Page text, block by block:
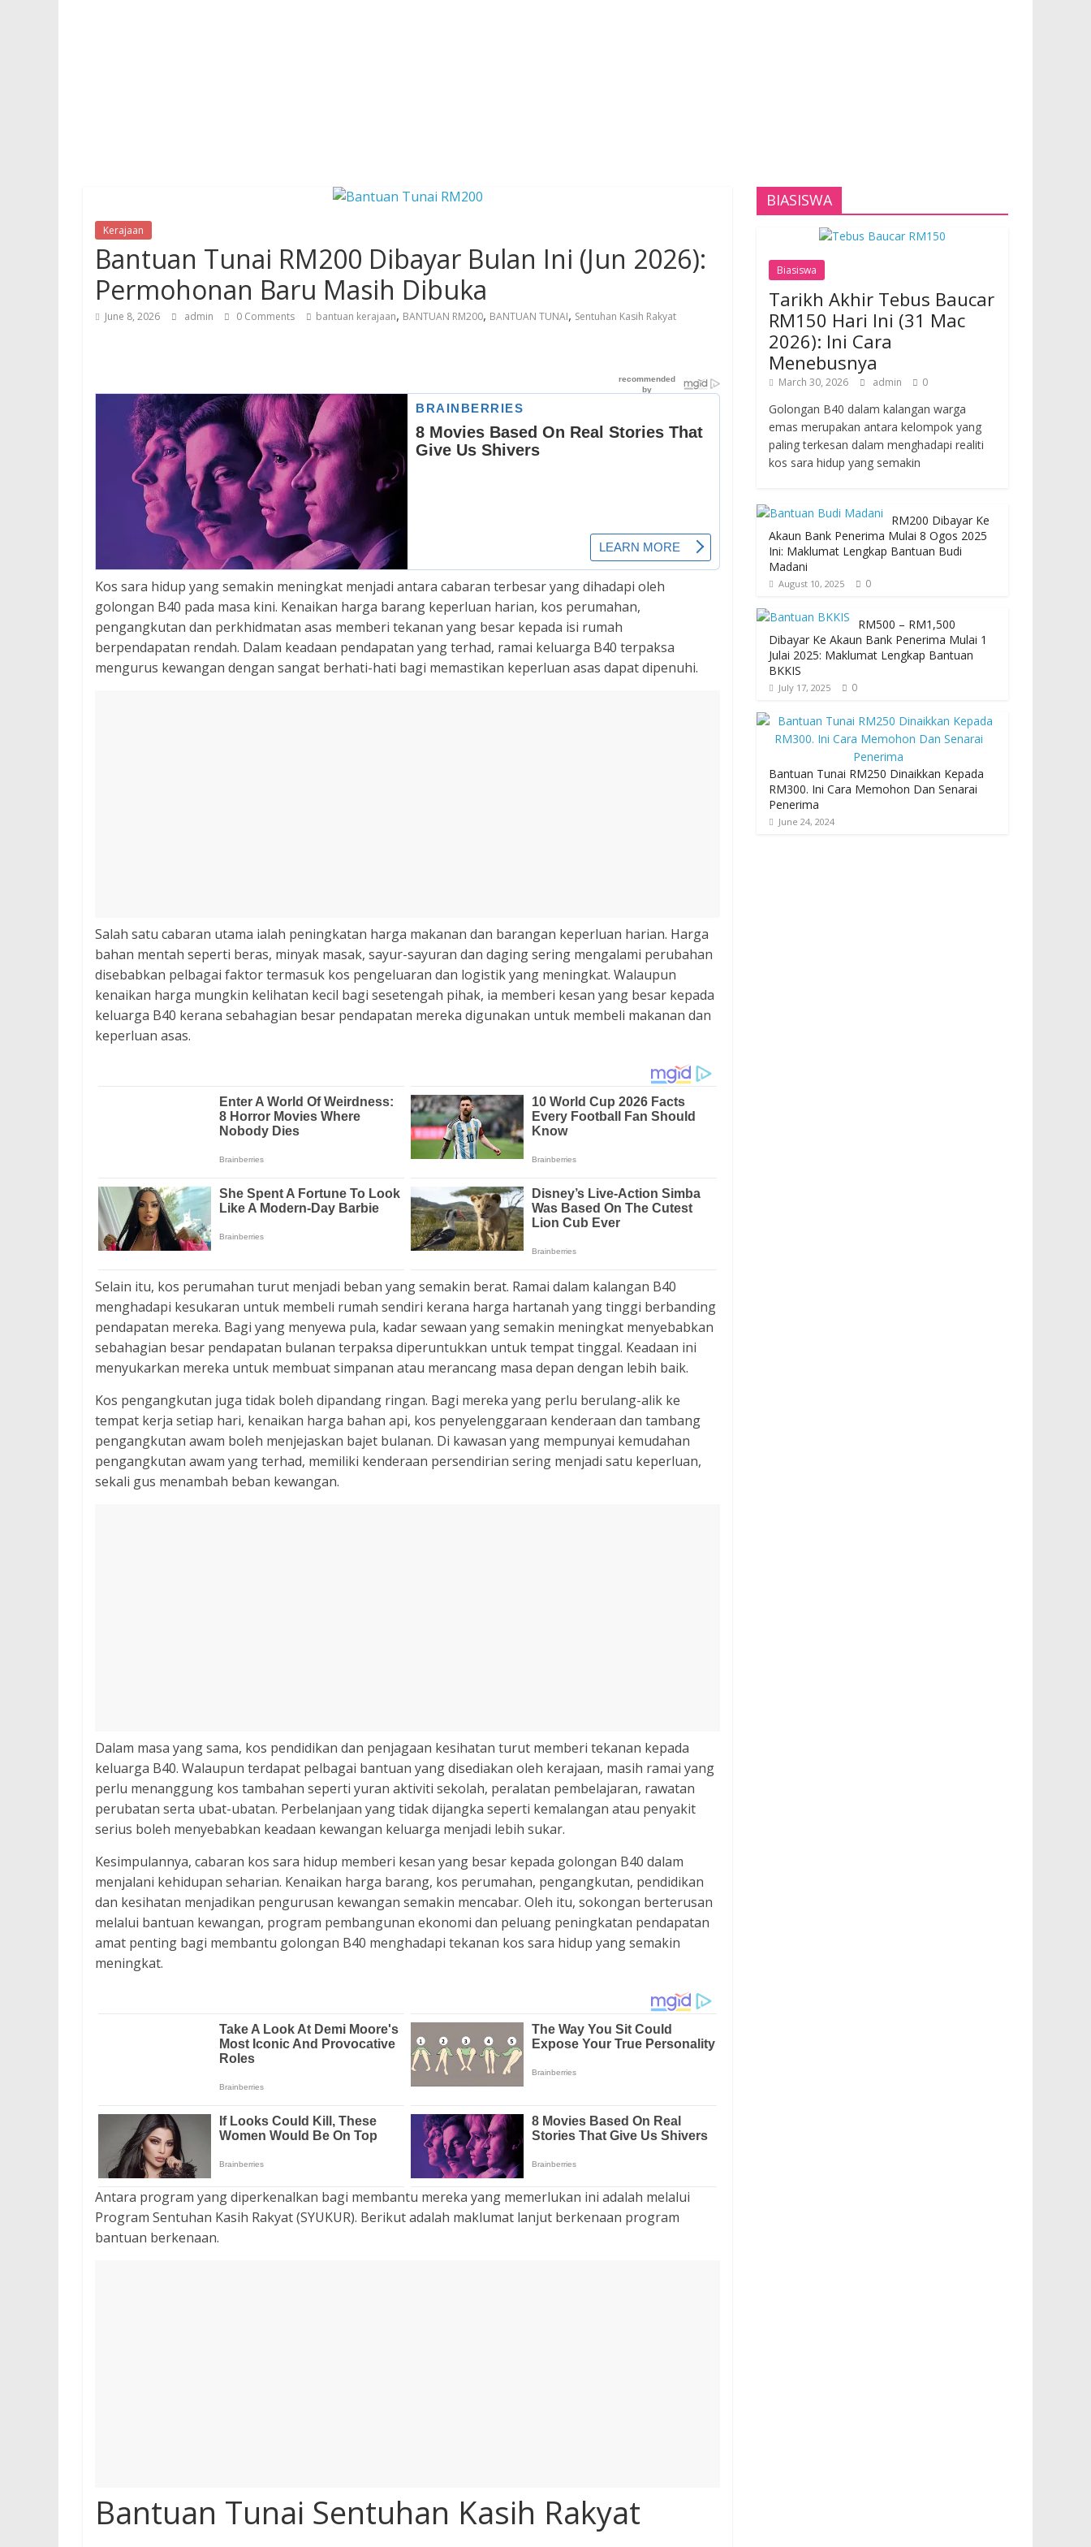
Kerajaan
Bantuan Tunai RM200 Dibayar Bulan Ini (Jun 2026):
Permohonan Baru Masih Dibuka
June 8, 2026 admin 0 Comments bantuan kerajaan, BANTUAN RM200, BANTUAN TUNAI, Sentuhan Kasih Rakyat
Kos sara hidup yang semakin meningkat menjadi antara cabaran terbesar yang dihadapi oleh
golongan B40 pada masa kini. Kenaikan harga barang keperluan harian, kos perumahan,
pengangkutan dan perkhidmatan asas memberi tekanan yang besar kepada isi rumah
berpendapatan rendah. Dalam keadaan pendapatan yang terhad, ramai keluarga B40 terpaksa
mengurus kewangan dengan sangat berhati-hati bagi memastikan keperluan asas dapat dipenuhi.
Salah satu cabaran utama ialah peningkatan harga makanan dan barangan keperluan harian. Harga
bahan mentah seperti beras, minyak masak, sayur-sayuran dan daging sering mengalami perubahan
disebabkan pelbagai faktor termasuk kos pengeluaran dan logistik yang meningkat. Walaupun
kenaikan harga mungkin kelihatan kecil bagi sesetengah pihak, ia memberi kesan yang besar kepada
keluarga B40 kerana sebahagian besar pendapatan mereka digunakan untuk membeli makanan dan
keperluan asas.
Selain itu, kos perumahan turut menjadi beban yang semakin berat. Ramai dalam kalangan B40
menghadapi kesukaran untuk membeli rumah sendiri kerana harga hartanah yang tinggi berbanding
pendapatan mereka. Bagi yang menyewa pula, kadar sewaan yang semakin meningkat menyebabkan
sebahagian besar pendapatan bulanan terpaksa diperuntukkan untuk tempat tinggal. Keadaan ini
menyukarkan mereka untuk membuat simpanan atau merancang masa depan dengan lebih baik.
Kos pengangkutan juga tidak boleh dipandang ringan. Bagi mereka yang perlu berulang-alik ke
tempat kerja setiap hari, kenaikan harga bahan api, kos penyelenggaraan kenderaan dan tambang
pengangkutan awam boleh menjejaskan bajet bulanan. Di kawasan yang mempunyai kemudahan
pengangkutan awam yang terhad, memiliki kenderaan persendirian sering menjadi satu keperluan,
sekali gus menambah beban kewangan.
Dalam masa yang sama, kos pendidikan dan penjagaan kesihatan turut memberi tekanan kepada
keluarga B40. Walaupun terdapat pelbagai bantuan yang disediakan oleh kerajaan, masih ramai yang
perlu menanggung kos tambahan seperti yuran aktiviti sekolah, peralatan pembelajaran, rawatan
perubatan serta ubat-ubatan. Perbelanjaan yang tidak dijangka seperti kemalangan atau penyakit
serius boleh menyebabkan keadaan kewangan keluarga menjadi lebih sukar.
Kesimpulannya, cabaran kos sara hidup memberi kesan yang besar kepada golongan B40 dalam
menjalani kehidupan seharian. Kenaikan harga barang, kos perumahan, pengangkutan, pendidikan
dan kesihatan menjadikan pengurusan kewangan semakin mencabar. Oleh itu, sokongan berterusan
melalui bantuan kewangan, program pembangunan ekonomi dan peluang peningkatan pendapatan
amat penting bagi membantu golongan B40 menghadapi tekanan kos sara hidup yang semakin
meningkat.
Antara program yang diperkenalkan bagi membantu mereka yang memerlukan ini adalah melalui
Program Sentuhan Kasih Rakyat (SYUKUR). Berikut adalah maklumat lanjut berkenaan program
bantuan berkenaan.
Bantuan Tunai Sentuhan Kasih Rakyat
BIASISWA
Biasiswa
Tarikh Akhir Tebus Baucar
RM150 Hari Ini (31 Mac
2026): Ini Cara
Menebusnya
March 30, 2026 admin 0
Golongan B40 dalam kalangan warga
emas merupakan antara kelompok yang
paling terkesan dalam menghadapi realiti
kos sara hidup yang semakin
RM200 Dibayar Ke
Akaun Bank Penerima Mulai 8 Ogos 2025
Ini: Maklumat Lengkap Bantuan Budi
Madani
August 10, 2025 0
RM500 – RM1,500
Dibayar Ke Akaun Bank Penerima Mulai 1
Julai 2025: Maklumat Lengkap Bantuan
BKKIS
July 17, 2025 0
Bantuan Tunai RM250 Dinaikkan Kepada
RM300. Ini Cara Memohon Dan Senarai
Penerima
June 24, 2024